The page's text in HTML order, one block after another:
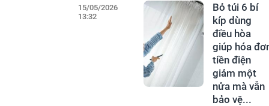
15/05/2026
13:32
Bỏ túi 6 bí
kíp dùng
điều hòa
giúp hóa
tiền điện
giảm một
nửa mà vẫn
bảo vệ...